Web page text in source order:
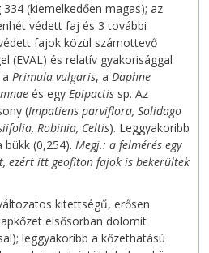
(kiemelkedően magas); az
védett faj és 3 további
fajok közül számottevő
(EVAL) és relatív gyakorisággal
Primula vulgaris, a Daphne
és egy Epipactis sp. Az
(Impatiens parviflora, Solidago
Robinia, Celtis). Leggyakoribb
bükk (0,254). Megj.: a felmérés egy
ezért itt geofiton fajok is bekerültek
kitettségű, erősen
elsősorban dolomit
leggyakoribb a kőzethatású